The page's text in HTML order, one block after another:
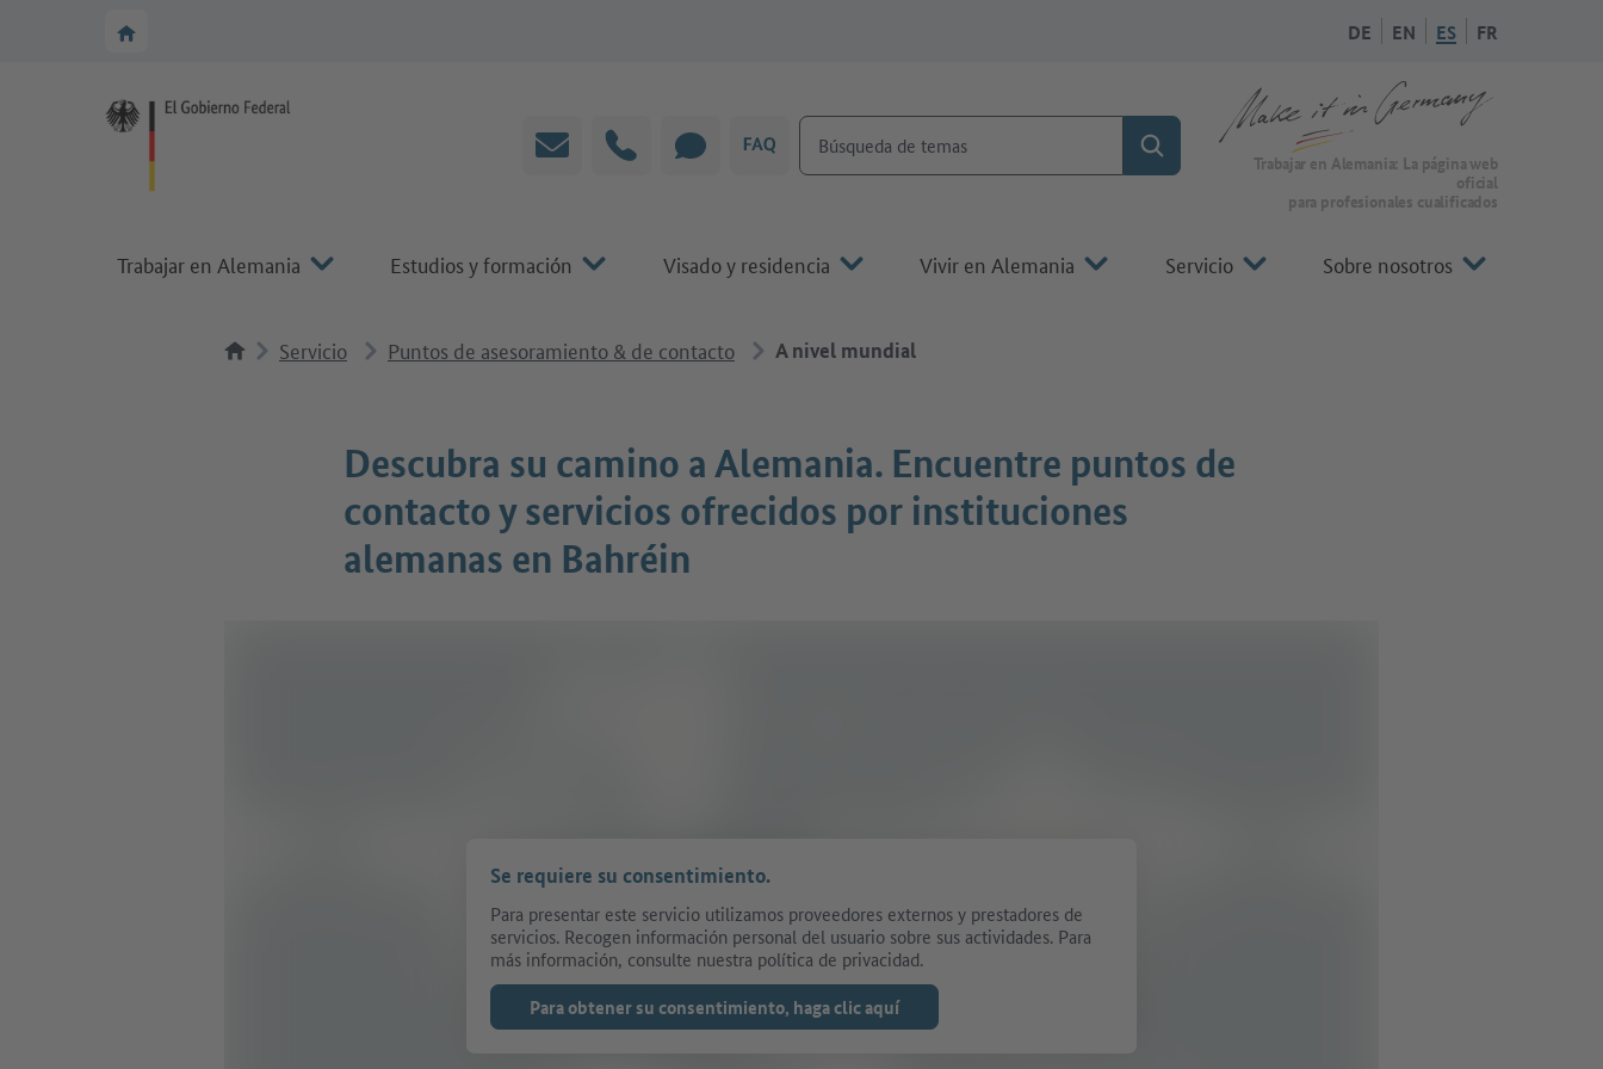
DE EN ES FR
Correo electrónico
Línea directa
CHAT P&F
Búsqueda de temas
Búsqueda A la página de inicio de Make it in Germany
Trabajar en Alemania: La página web
oficial
para profesionales cualificados
Trabajar en Alemania Estudios y formación Visado y residencia Vivir en Alemania Servicio Sobre nosotros
Servicio Puntos de asesoramiento & de contacto A nivel mundial
Descubra su camino a Alemania. Encuentre puntos de
contacto y servicios ofrecidos por instituciones
alemanas en Bahréin
Se requiere su consentimiento.
Para presentar este servicio utilizamos proveedores externos y prestadores de
servicios. Recogen información personal del usuario sobre sus actividades. Para
más información, consulte nuestra política de privacidad.
Para obtener su consentimiento, haga clic aquí